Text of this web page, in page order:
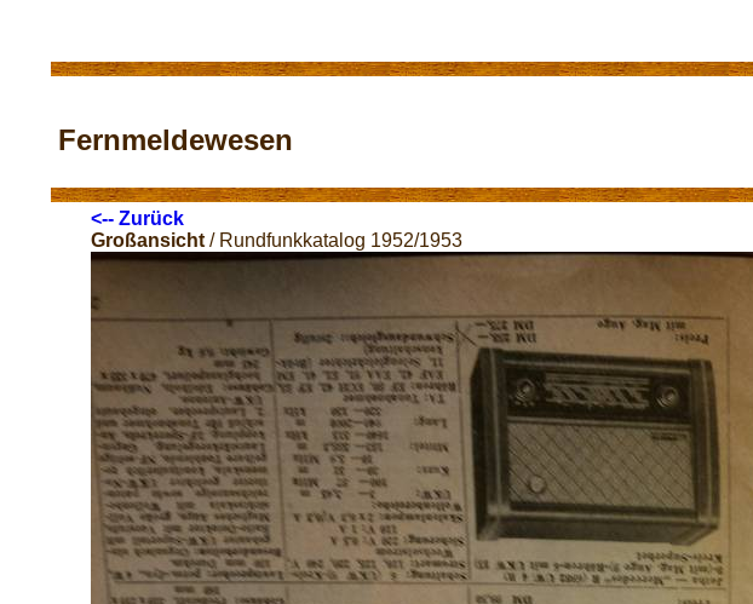
Fernmeldewesen
<-- Zurück
Großansicht/ Rundfunkkatalog 1952/1953